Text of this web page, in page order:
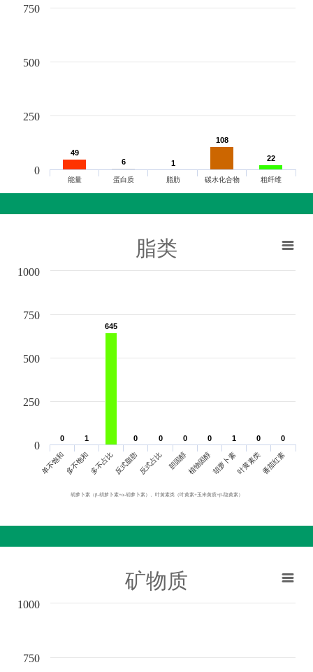
49
49
6
6 1
1
108
108
22
22
能量 蛋白质 脂肪 碳水化合物 粗纤维
0
250
500
750
脂类
胡萝卜素（β-胡萝卜素+α-胡萝卜素）、叶黄素类（叶黄素+玉米黄质+β-隐黄素）
0
0 1
1
645
645
0
0 0
0 0
0 0
0 1
1 0
0 0
0
单不饱和多不饱和多不占比反式脂肪反式占比 胆固醇植物固醇胡萝卜素叶黄素类番茄红素
0
250
500
750
1000
矿物质
750
1000